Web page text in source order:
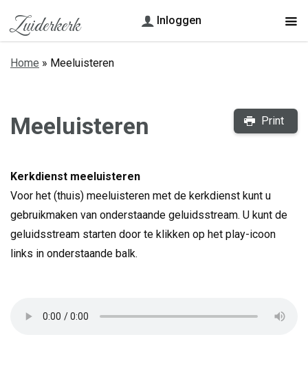
Zuiderkerk Inloggen
Home » Meeluisteren
Meeluisteren Print
Kerkdienst meeluisteren
Voor het (thuis) meeluisteren met de kerkdienst kunt u
gebruikmaken van onderstaande geluidsstream. U kunt de
geluidsstream starten door te klikken op het play-icoon
links in onderstaande balk.